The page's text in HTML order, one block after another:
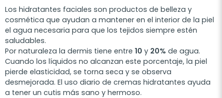
Los hidratantes faciales son productos de belleza y
cosmética que ayudan a mantener en el interior de la piel
el agua necesaria para que los tejidos siempre estén
saludables.
Por naturaleza la dermis tiene entre 10 y 20% de agua.
Cuando los líquidos no alcanzan este porcentaje, la piel
pierde elasticidad, se torna seca y se observa
desmejorada. El uso diario de cremas hidratantes ayuda
a tener un cutis más sano y hermoso.